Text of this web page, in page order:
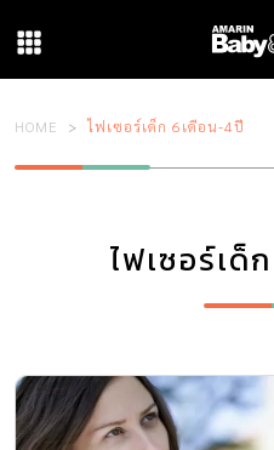
HOME ไฟเซอร์เด็ก 6เดือน-4ปี
ไฟเซอร์เด็